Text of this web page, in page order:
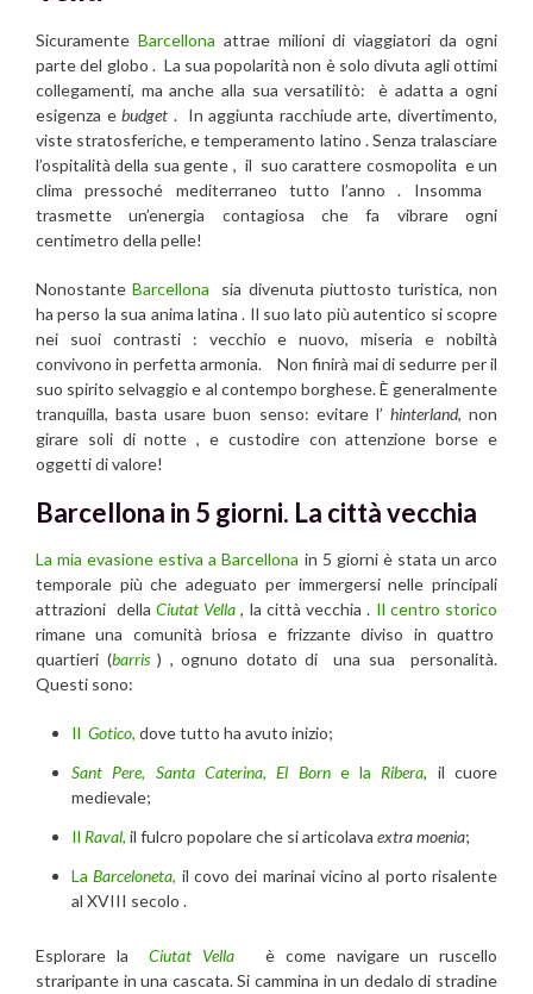
Sicuramente Barcellona attrae milioni di viaggiatori da ogni
parte del globo . La sua popolarità non è solo divuta agli ottimi
collegamenti, ma anche alla sua versatilitò: è adatta a ogni
esigenza ebudget . In aggiunta racchiude arte, divertimento,
viste stratosferiche, e temperamento latino . Senza tralasciare
l’ospitalità della sua gente , il suo carattere cosmopolita e un
clima pressoché mediterraneo tutto l’anno . Insomma
trasmette un’energia contagiosa che fa vibrare ogni
centimetro della pelle!
NonostanteBarcellona sia divenuta piuttosto turistica, non
ha perso la sua anima latina . Il suo lato più autentico si scopre
nei suoi contrasti : vecchio e nuovo, miseria e nobiltà
convivono in perfetta armonia. Non finirà mai di sedurre per il
suo spirito selvaggio e al contempo borghese. È generalmente
tranquilla, basta usare buon senso: evitare l’ hinterland, non
girare soli di notte , e custodire con attenzione borse e
oggetti di valore!
Barcellona in 5 giorni. La città vecchia
La mia evasione estiva a Barcellona in 5 giorni è stata un arco
temporale più che adeguato per immergersi nelle principali
attrazioni della Ciutat Vella , la città vecchia . Il centro storico
rimane una comunità briosa e frizzante diviso in quattro
quartieri (barris ) , ognuno dotato di una sua personalità.
Questi sono:
Il Gotico, dove tutto ha avuto inizio;
Sant Pere, Santa Caterina,El Borne la Ribera, il cuore
medievale;
Il Raval, il fulcro popolare che si articolava extra moenia;
LaBarceloneta, il covo dei marinai vicino al porto risalente
al XVIII secolo .
Esplorare laCiutat Vella
è come navigare un ruscello
straripante in una cascata. Si cammina in un dedalo di stradine